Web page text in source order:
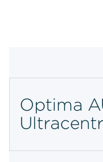
Optima